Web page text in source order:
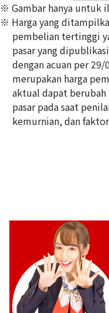
18K gold (K18) Kihei
356,8g
Referensi Harga
Rp 796.316.230
※ Gambar hanya untuk
※ Harga yang
pembelian tertinggi
pasar yang
dengan acuan per
merupakan harga
aktual dapat berubah
pasar pada saat
kemurnian, dan